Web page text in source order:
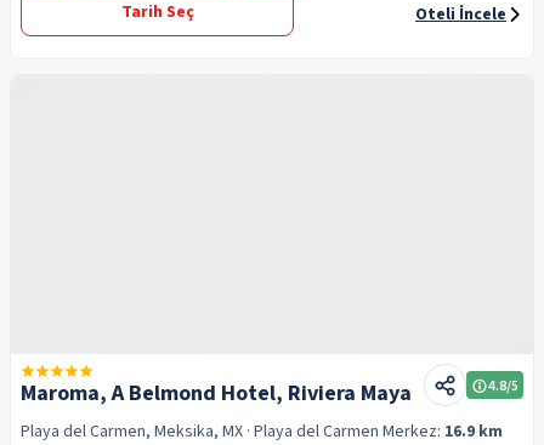
Tarih Seç
Oteli İncele
Maroma, A Belmond Hotel, Riviera Maya 4.8/5
Playa del Carmen, Meksika, MX · Playa del Carmen Merkez: 16.9 km